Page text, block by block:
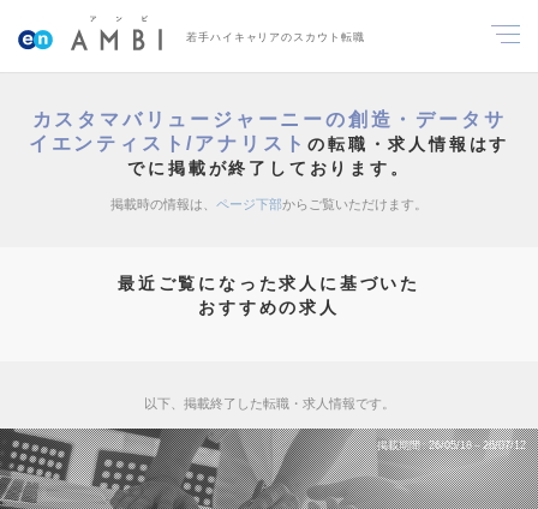
若手ハイキャリアのスカウト転職
カスタマバリュージャーニーの創造・データサ
イエンティスト/アナリストの転職・求人情報はす
でに掲載が終了しております。
掲載時の情報は、 ページ下部からご覧いただけます。
最近ご覧になった求人に基づいた
おすすめの求人
以下、掲載終了した転職・求人情報です。
掲載期間 26/05/18～26/07/12